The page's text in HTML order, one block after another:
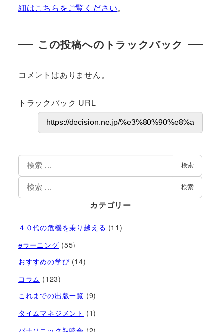
細はこちらをご覧ください。
この投稿へのトラックバック
コメントはありません。
トラックバック URL
検索
検索
カテゴリー
４０代の危機を乗り越える (11)
eラーニング (55)
おすすめの学び (14)
コラム (123)
これまでの出版一覧 (9)
タイムマネジメント (1)
パナソニック親睦会 (2)